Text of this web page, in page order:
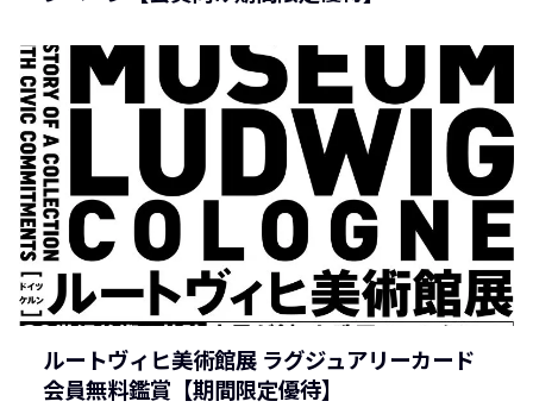
ルートヴィヒ美術館展 ラグジュアリーカード
会員無料鑑賞【期間限定優待】